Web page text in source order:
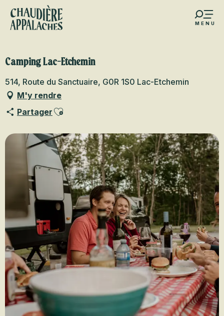
Aller
contenu
MENU
favoris
Camping Lac-Etchemin
514, Route du Sanctuaire, G0R 1S0 Lac-Etchemin
M'y rendre
Partager Ajouter aux favoris